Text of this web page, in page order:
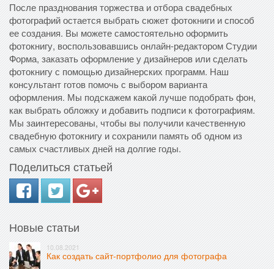
После празднования торжества и отбора свадебных
фотографий остается выбрать сюжет фотокниги и способ
ее создания. Вы можете самостоятельно оформить
фотокнигу, воспользовавшись онлайн-редактором Студии
Форма, заказать оформление у дизайнеров или сделать
фотокнигу с помощью дизайнерских программ. Наш
консультант готов помочь с выбором варианта
оформления. Мы подскажем какой лучше подобрать фон,
как выбрать обложку и добавить подписи к фотографиям.
Мы заинтересованы, чтобы вы получили качественную
свадебную фотокнигу и сохранили память об одном из
самых счастливых дней на долгие годы.
Поделиться статьей
Новые статьи
10.08.2021
Как создать сайт-портфолио для фотографа